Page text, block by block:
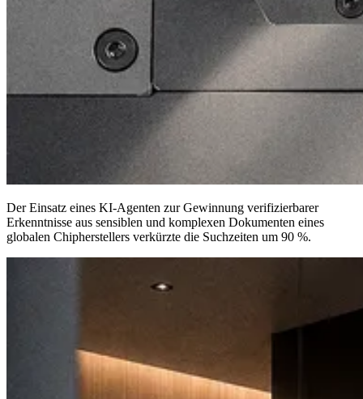
Der Einsatz eines KI-Agenten zur Gewinnung verifizierbarer
Erkenntnisse aus sensiblen und komplexen Dokumenten eines
globalen Chipherstellers verkürzte die Suchzeiten um 90 %.